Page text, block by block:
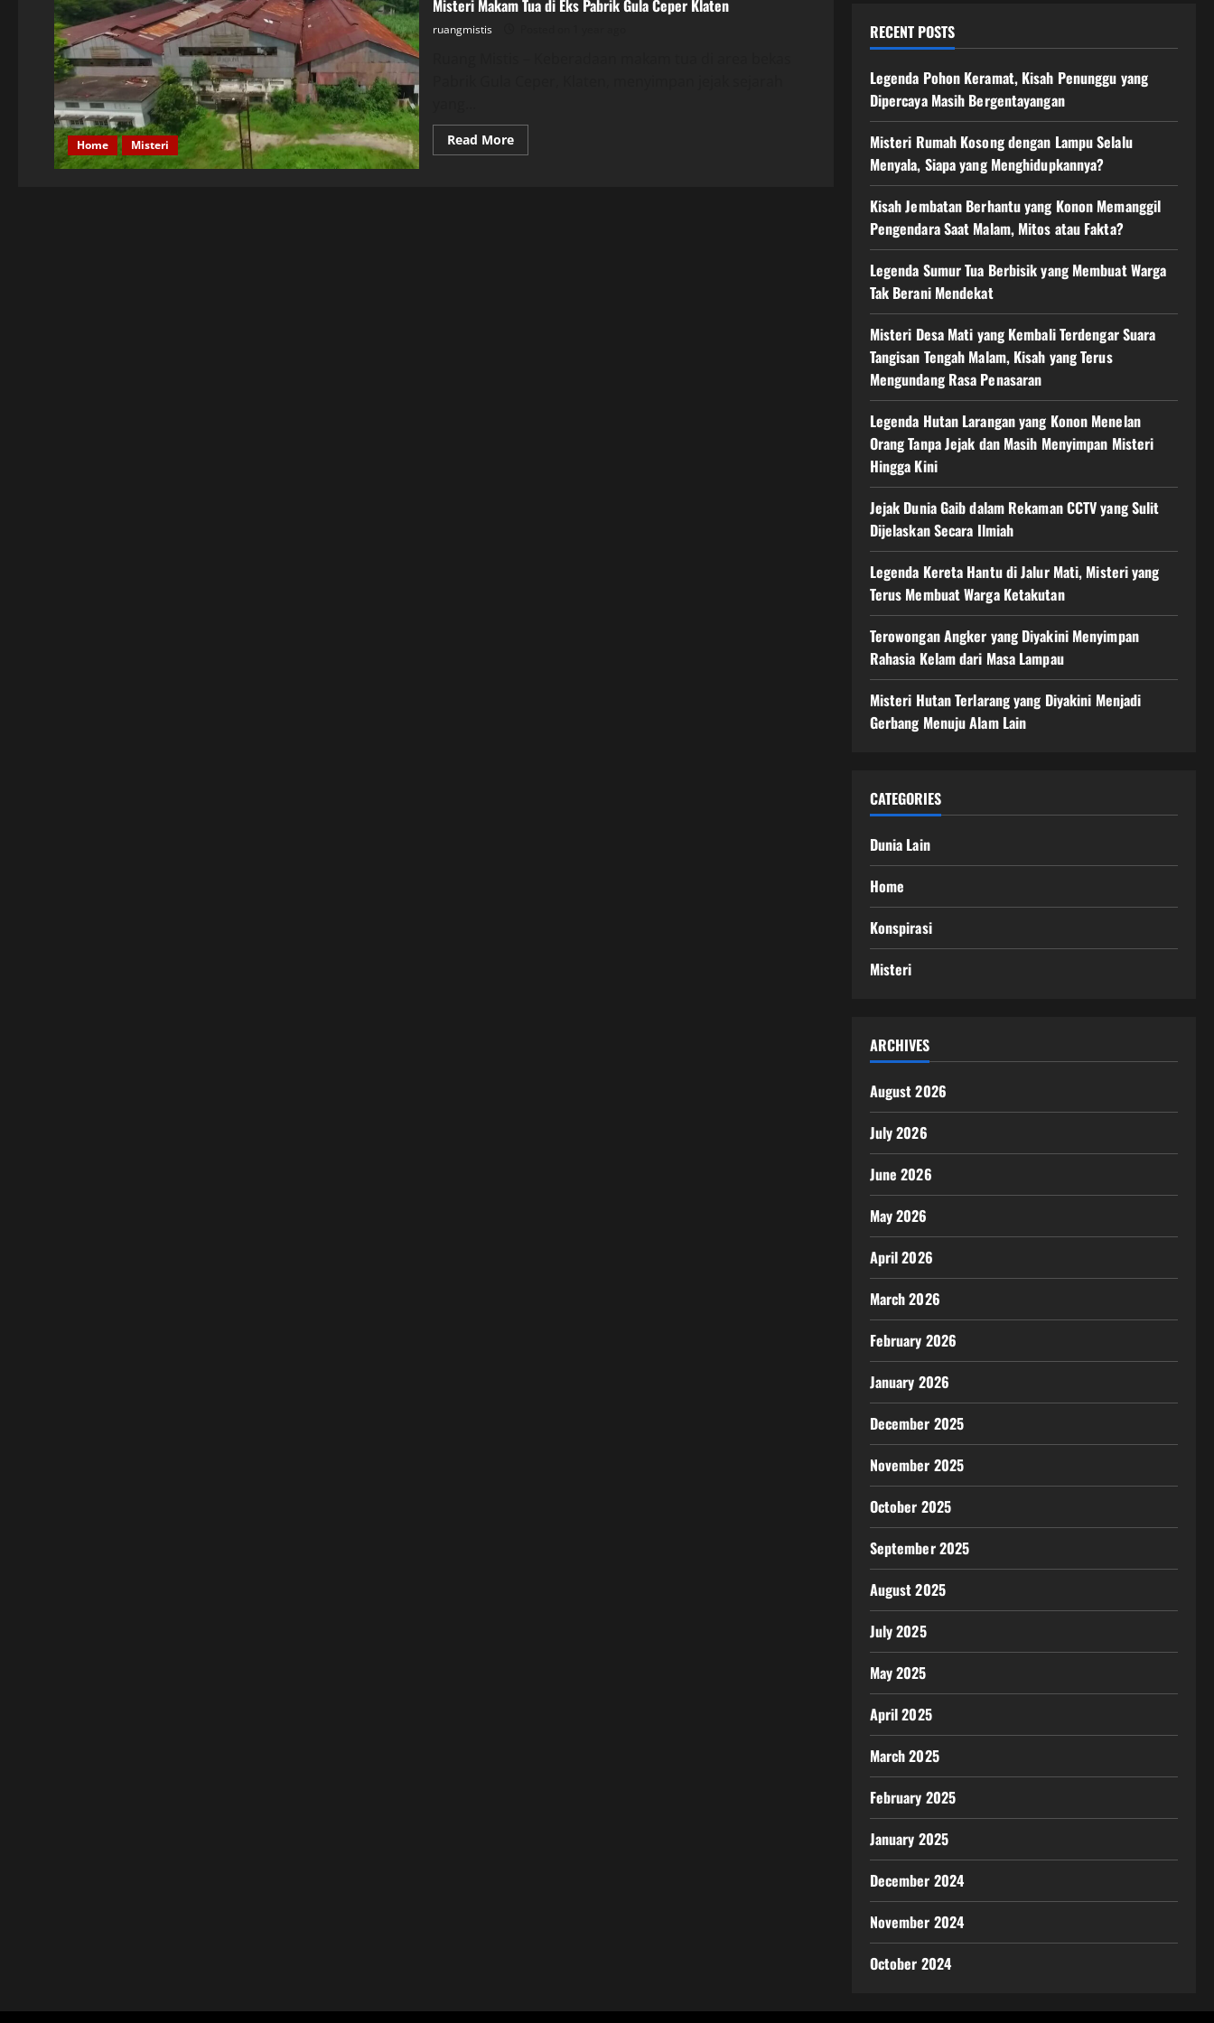
Home Misteri
Misteri Makam Tua di Eks Pabrik Gula Ceper Klaten
ruangmistis
Read MoreRead
more
RECENT POSTS
Legenda Pohon Keramat, Kisah Penunggu yang
Dipercaya Masih Bergentayangan
Misteri Rumah Kosong dengan Lampu Selalu
Menyala, Siapa yang Menghidupkannya?
Kisah Jembatan Berhantu yang Konon Memanggil
Pengendara Saat Malam, Mitos atau Fakta?
Legenda Sumur Tua Berbisik yang Membuat Warga
Tak Berani Mendekat
Misteri Desa Mati yang Kembali Terdengar Suara
Tangisan Tengah Malam, Kisah yang Terus
Mengundang Rasa Penasaran
Legenda Hutan Larangan yang Konon Menelan
Orang Tanpa Jejak dan Masih Menyimpan Misteri
Hingga Kini
Jejak Dunia Gaib dalam Rekaman CCTV yang Sulit
Dijelaskan Secara Ilmiah
Legenda Kereta Hantu di Jalur Mati, Misteri yang
Terus Membuat Warga Ketakutan
Terowongan Angker yang Diyakini Menyimpan
Rahasia Kelam dari Masa Lampau
Misteri Hutan Terlarang yang Diyakini Menjadi
Gerbang Menuju Alam Lain
CATEGORIES
Dunia Lain
Home
Konspirasi
Misteri
ARCHIVES
August 2026
July 2026
June 2026
May 2026
April 2026
March 2026
February 2026
January 2026
December 2025
November 2025
October 2025
September 2025
August 2025
July 2025
May 2025
April 2025
March 2025
February 2025
January 2025
December 2024
November 2024
October 2024